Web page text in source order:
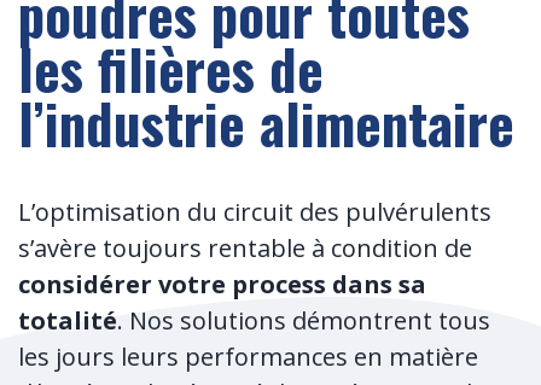
les filières de
l’industrie alimentaire
L’optimisation du circuit des pulvérulents
s’avère toujours rentable à condition de
considérer votre process dans sa
totalité. Nos solutions démontrent tous
les jours leurs performances en matière